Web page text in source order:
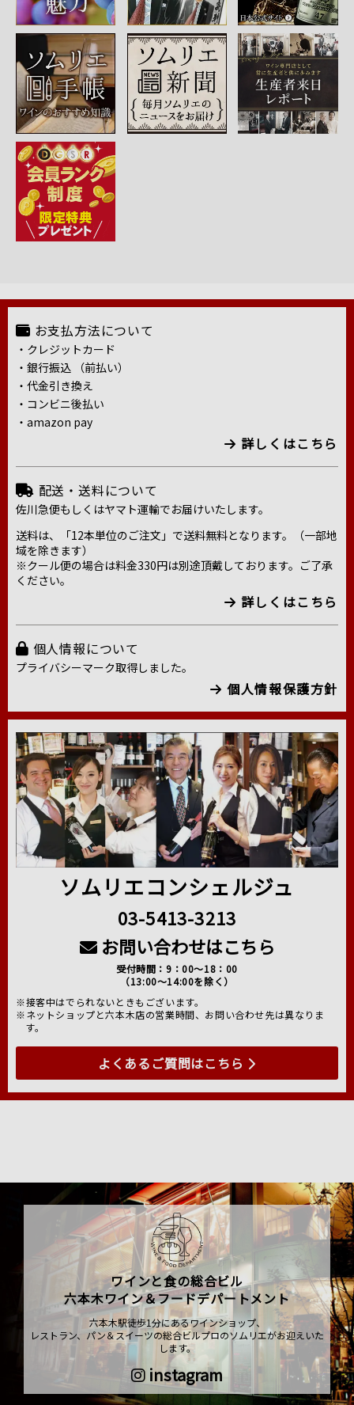
お支払方法について
・クレジットカード
・銀行振込 （前払い）
・代金引き換え
・コンビニ後払い
・amazon pay
詳しくはこちら
配送・送料について
佐川急便もしくはヤマト運輸でお届けいたします。
送料は、「12本単位のご注文」で送料無料となります。（一部地
域を除きます）
※クール便の場合は料金330円は別途頂戴しております。ご了承
ください。
詳しくはこちら
個人情報について
プライバシーマーク取得しました。
個人情報保護方針
ソムリエコンシェルジュ
03-5413-3213
お問い合わせはこちら
受付時間：9：00～18：00
（13:00～14:00を除く）
※接客中はでられないときもございます。
※ネットショップと六本木店の営業時間、お問い合わせ先は異なりま
す。
よくあるご質問はこちら
ワインと食の総合ビル
六本木ワイン＆フードデパートメント
六本木駅徒歩1分にあるワインショップ、
レストラン、パン＆スイーツの総合ビルプロのソムリエがお迎えいた
します。
instagram